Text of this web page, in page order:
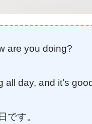
are you doing?
all day, and it’s
です。